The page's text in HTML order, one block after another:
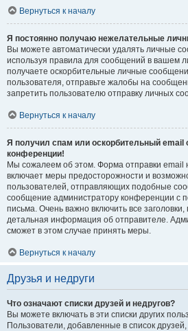
Вернуться к началу
Я постоянно получаю нежелательные
Вы можете автоматически удалять личные
используя правила для сообщений в вашем
получаете оскорбительные личные
пользователя, отправьте жалобы на
запретить пользователю отправку личных
Вернуться к началу
Я получил спам или оскорбительный email
конференции!
Мы сожалеем об этом. Форма отправки email
включает меры предосторожности и
пользователей, отправляющих подобные
сообщение администратору конференции с
письма. Очень важно включить все
детальная информация об отправителе.
сможет в этом случае принять меры.
Вернуться к началу
Друзья и недруги
Что означают списки друзей и недругов?
Вы можете включать в эти списки других
Пользователи, добавленные в список